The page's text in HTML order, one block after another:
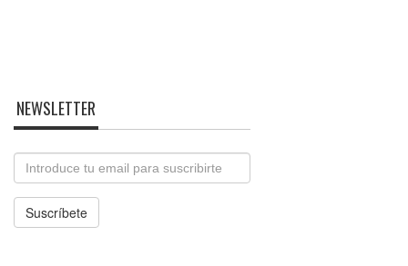
NEWSLETTER
Email
Suscríbete